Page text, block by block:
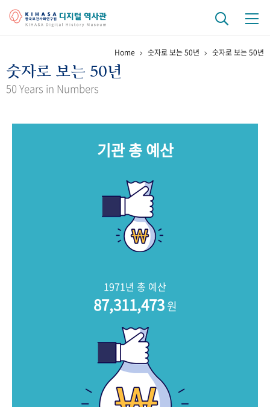
걸어온 길 기관 변천사 역대 기관장
키워드로 보는 연구 역사
문서 기록물 행정박물
Home 숫자로 보는 50년 숫자로 보는 50년
숫자로 보는 50년
50 Years in Numbers
기관 총 예산
1971년 총 예산
87,311,473원